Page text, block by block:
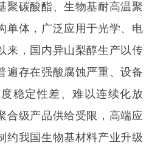
聚碳酸酯、生物基耐高温聚
单体，广泛应用于光学、电
来，国内异山梨醇生产以传
遍存在强酸腐蚀严重、设备
稳定性差、难以连续化放
合级产品供给受限，高端应
约我国生物基材料产业升级